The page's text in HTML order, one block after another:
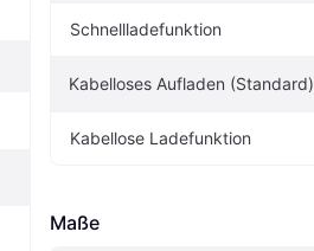
Schnellladefunktion
Kabelloses Aufladen (Standard)
Kabellose Ladefunktion
Maße